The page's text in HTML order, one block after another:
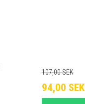
107,00 SEK
94,00 SEK